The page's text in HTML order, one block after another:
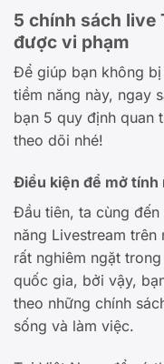
5 chính sách live
được vi phạm
Để giúp bạn không bị
tiềm năng này, ngay
bạn 5 quy định quan
theo dõi nhé!
Điều kiện để mở tính
Đầu tiên, ta cùng
năng Livestream trên
rất nghiêm ngặt
quốc gia, bởi vậy,
theo những chính
sống và làm việc.